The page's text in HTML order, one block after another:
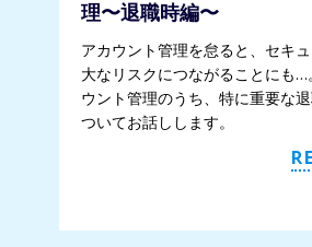
理〜退職時編〜
アカウント管理を怠ると、セキ
大なリスクにつながることにも…
ウント管理のうち、特に重要な
ついてお話しします。